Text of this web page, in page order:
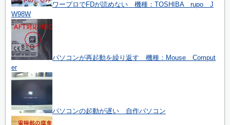
ワープロでFDが読めない 機種：TOSHIBA rupo J
W98W
パソコンが再起動を繰り返す 機種：Mouse Comput
er
パソコンの起動が遅い 自作パソコン